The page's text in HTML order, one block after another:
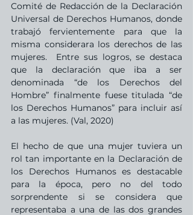
Comité de Redacción de la Declaración
Universal de Derechos Humanos, donde
trabajó fervientemente para que la
misma considerara los derechos de las
mujeres.  Entre sus logros, se destaca
que la declaración que iba a ser
denominada “de los Derechos del
Hombre” finalmente fuese titulada “de
los Derechos Humanos” para incluir así
a las mujeres. (Val, 2020)
El hecho de que una mujer tuviera un
rol tan importante en la Declaración de
los Derechos Humanos es destacable
para la época, pero no del todo
sorprendente si se considera que
representaba a una de las dos grandes